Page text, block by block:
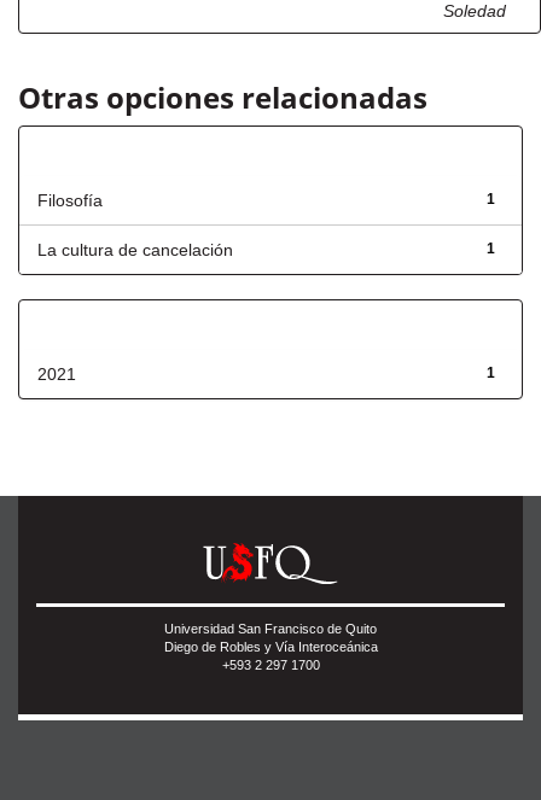
Soledad
Otras opciones relacionadas
1
Filosofía
1
La cultura de cancelación
1
2021
Universidad San Francisco de Quito
Diego de Robles y Vía Interoceánica
+593 2 297 1700